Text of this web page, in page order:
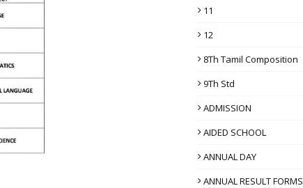
11
12
8Th Tamil Composition
9Th Std
ADMISSION
AIDED SCHOOL
ANNUAL DAY
ANNUAL RESULT FORMS